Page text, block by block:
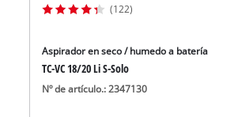
(122)
Aspirador en seco / humedo a batería
TC-VC 18/20 Li S-Solo
Nº de artículo.: 2347130